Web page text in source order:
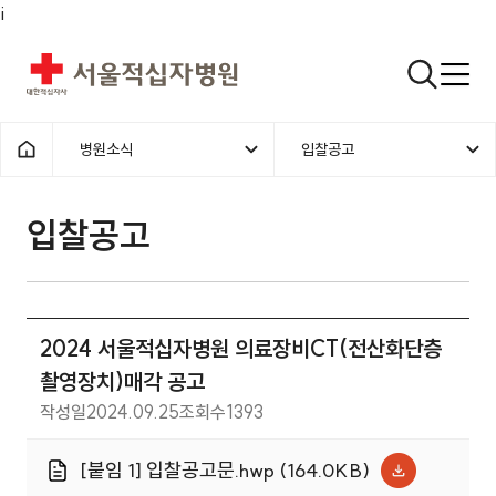
i
서울적십자병원 검색열기
홈으로 1차메뉴
병원소식 2차메뉴
입찰공고
입찰공고 | 병원소식 | 2024 서
입찰공고
2024 서울적십자병원 의료장비CT(전산화단층
촬영장치)매각 공고
작성일2024.09.25조회수1393
[붙임 1] 입찰공고문.hwp (164.0KB)